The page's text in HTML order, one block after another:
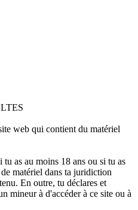
web qui contient du matériel
tu as au moins 18 ans ou si tu as
matériel dans ta juridiction
En outre, tu déclares et
mineur à d'accéder à ce site ou à